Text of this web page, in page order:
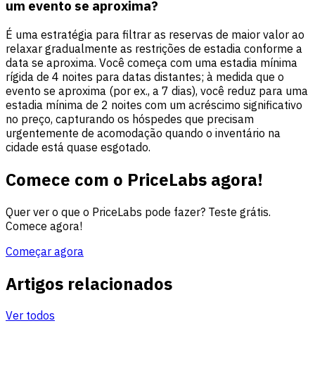
um evento se aproxima?
É uma estratégia para filtrar as reservas de maior valor ao
relaxar gradualmente as restrições de estadia conforme a
data se aproxima. Você começa com uma estadia mínima
rígida de 4 noites para datas distantes; à medida que o
evento se aproxima (por ex., a 7 dias), você reduz para uma
estadia mínima de 2 noites com um acréscimo significativo
no preço, capturando os hóspedes que precisam
urgentemente de acomodação quando o inventário na
cidade está quase esgotado.
Comece com o PriceLabs agora!
Quer ver o que o PriceLabs pode fazer? Teste grátis.
Comece agora!
Começar agora
Artigos relacionados
Ver todos